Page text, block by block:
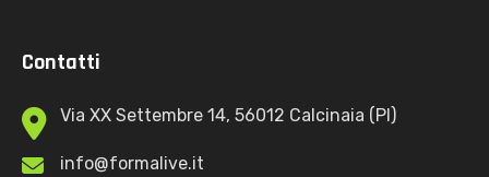
Contatti
Via XX Settembre 14, 56012 Calcinaia (PI)
info@formalive.it